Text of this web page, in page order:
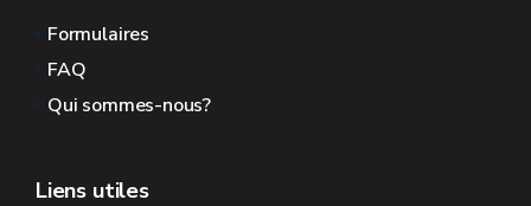
Formulaires
FAQ
Qui sommes-nous?
Liens utiles